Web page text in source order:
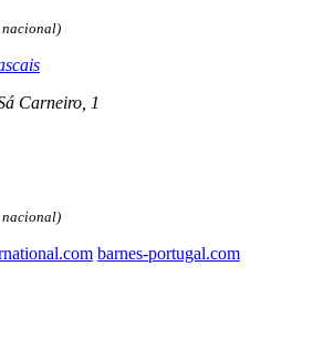
nacional)
Carneiro, 1
nacional)
barnes-portugal.com